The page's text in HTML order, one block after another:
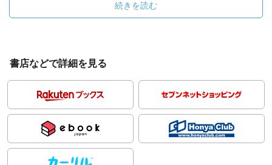
続きを読む
書店などで詳細を見る